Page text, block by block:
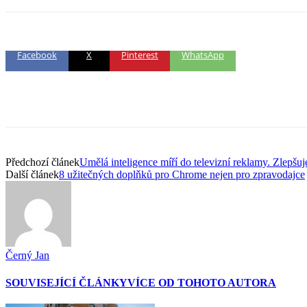
Facebook X Pinterest WhatsApp
Předchozí článekUmělá inteligence míří do televizní reklamy.
Další článek8 užitečných doplňků pro Chrome nejen pro zpravodajce
Černý Jan
SOUVISEJÍCÍ ČLÁNKYVÍCE OD TOHOTO AUTORA